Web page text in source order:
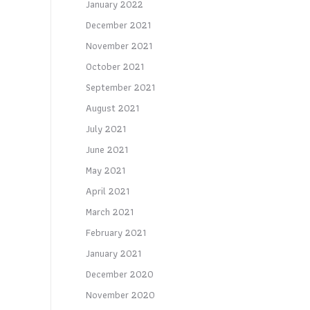
January 2022
December 2021
November 2021
October 2021
September 2021
August 2021
July 2021
June 2021
May 2021
April 2021
March 2021
February 2021
January 2021
December 2020
November 2020